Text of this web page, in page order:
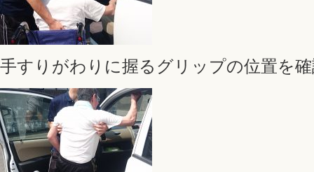
手すりがわりに握るグリップの位置を